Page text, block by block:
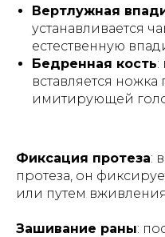
Вертлужная
устанавливается
естественную
Бедренная кость:
вставляется ножка
имитирующей
Фиксация протеза:
протеза, он
или путем вживления
Зашивание раны: